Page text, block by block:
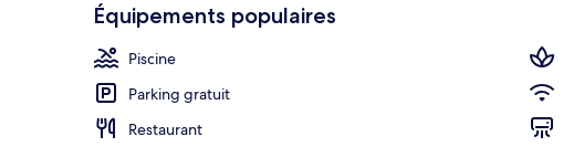
Équipements populaires
Piscine
Parking gratuit
Restaurant